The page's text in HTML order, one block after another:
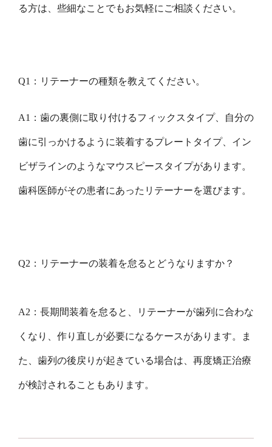
る方は、些細なことでもお気軽にご相談ください。
Q1：リテーナーの種類を教えてください。
A1：歯の裏側に取り付けるフィックスタイプ、自分の
歯に引っかけるように装着するプレートタイプ、イン
ビザラインのようなマウスピースタイプがあります。
歯科医師がその患者にあったリテーナーを選びます。
Q2：リテーナーの装着を怠るとどうなりますか？
A2：長期間装着を怠ると、リテーナーが歯列に合わな
くなり、作り直しが必要になるケースがあります。ま
た、歯列の後戻りが起きている場合は、再度矯正治療
が検討されることもあります。